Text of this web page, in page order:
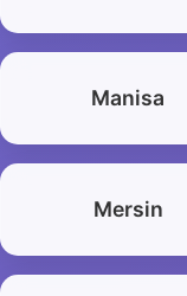
Manisa
Mersin